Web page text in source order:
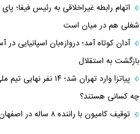
اتهام رابطه غیراخلاقی به رئیس فیفا؛ پای
شغلی هم در میان است
آدان کوتاه آمد؛ دروازه‌بان اسپانیایی در
بازگشت به استقلال
پیاتزا وارد تهران شد؛ ۱۴ نفر
چه کسانی هستند؟
توقیف کامیون با راننده ۸ ساله در اصفهان!